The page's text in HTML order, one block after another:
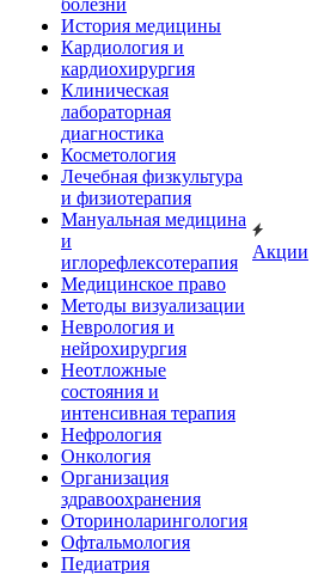
болезни
История медицины
Кардиология и
кардиохирургия
Клиническая
лабораторная
диагностика
Косметология
Лечебная физкультура
и физиотерапия
Мануальная медицина
и
иглорефлексотерапия
Медицинское право
Методы визуализации
Неврология и
нейрохирургия
Неотложные
состояния и
интенсивная терапия
Нефрология
Онкология
Организация
здравоохранения
Оториноларингология
Офтальмология
Педиатрия
Акции